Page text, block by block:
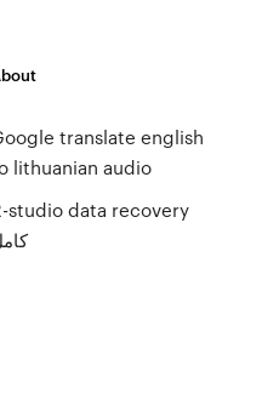
translate english
lithuanian audio
studio data recovery